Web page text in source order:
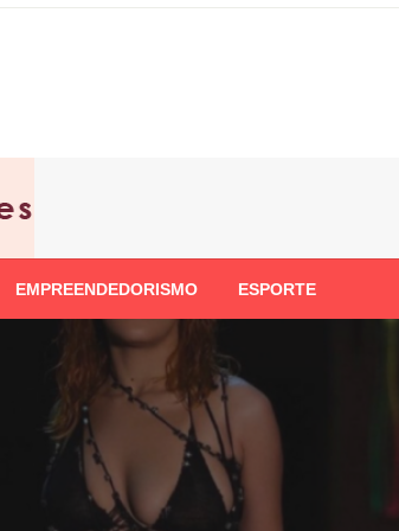
EMPREENDEDORISMO ESPORTE